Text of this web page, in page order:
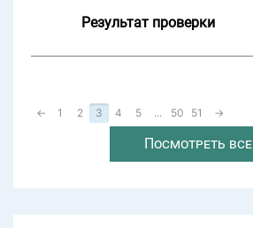
Результат проверки
← 1 2 3 4 5 ... 50 51 →
Посмотреть все